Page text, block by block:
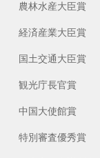
農林水産大臣賞
経済産業大臣賞
国土交通大臣賞
観光庁長官賞
中国大使館賞
特別審査優秀賞